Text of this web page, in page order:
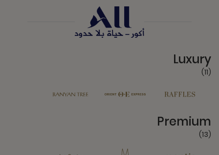
Luxury
(11)
Premium
(13)